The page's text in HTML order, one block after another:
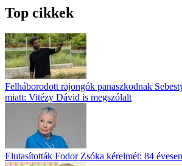
Top cikkek
Felháborodott rajongók panaszkodnak
miatt: Vitézy Dávid is megszólalt
Elutasították Fodor Zsóka kérelmét: 84